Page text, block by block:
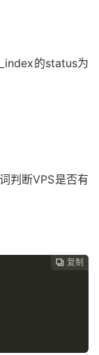
的status为
判断VPS是否有
 复制
 复制
 复制
 复制
 复制
 复制